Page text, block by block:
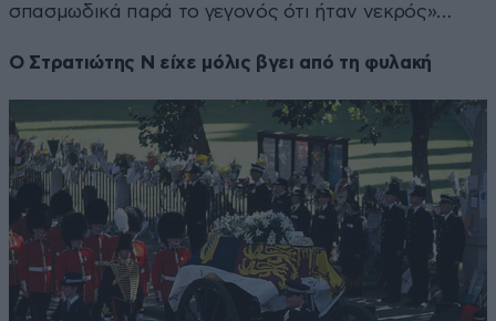
σπασμωδικά παρά το γεγονός ότι ήταν νεκρός»…
Ο Στρατιώτης Ν είχε μόλις βγει από τη φυλακή